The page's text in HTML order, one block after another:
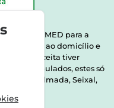
INFARMED para a
de saúde ao domicílio e
na sua receita tiver
Manipulados, estes só
Almada, Seixal,